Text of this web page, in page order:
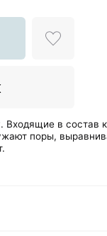
в состав
поры,